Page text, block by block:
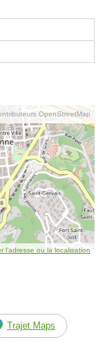
OpenStreetMap
l’adresse ou la localisation
Trajet Maps